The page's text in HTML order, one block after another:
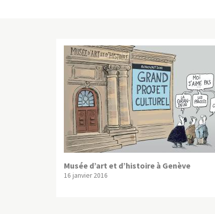
Musée d’art et d’histoire à Genève
16 janvier 2016